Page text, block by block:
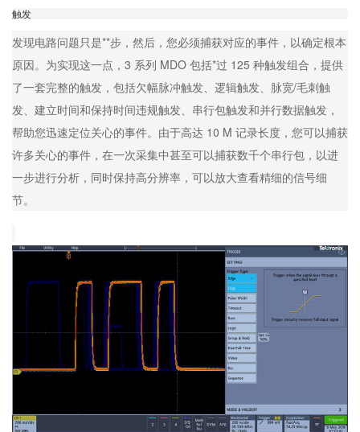
触发
发现电路问题只是**步，然后，您必须捕获对应的事件，以确定根本
原因。为实现这一点，3 系列 MDO 包括*过 125 种触发组合，提供
了一套完整的触发，包括欠幅脉冲触发、逻辑触发、脉宽/毛刺触
发、建立时间和保持时间违规触发、串行包触发和并行数据触发，
帮助您迅速定位关心的事件。由于高达 10 M 记录长度，您可以捕获
许多关心的事件，在一次采集中甚至可以捕获数千个串行包，以进
一步进行分析，同时保持高分辨率，可以放大查看精细的信号细
节。